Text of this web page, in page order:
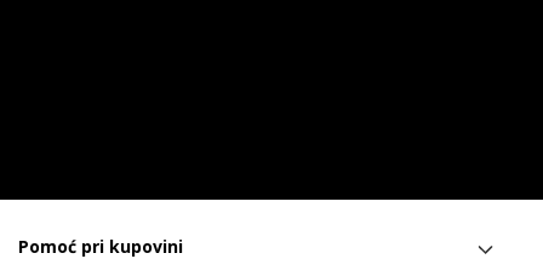
Pomoć pri kupovini